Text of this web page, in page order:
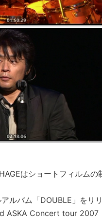
はショートフィルムの
ルバム「DOUBLE」をリ
ASKA Concert tour 2007